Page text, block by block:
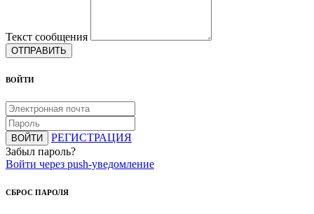
Текст сообщения
ОТПРАВИТЬ
ВОЙТИ
ВОЙТИ
РЕГИСТРАЦИЯ
Забыл пароль?
Войти через push-уведомление
СБРОС ПАРОЛЯ